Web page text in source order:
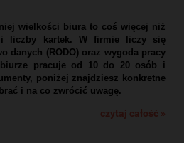
wielkości biura to coś więcej niż
i liczby kartek. W firmie liczy się
danych (RODO) oraz wygoda pracy
pracuje od 10 do 20 osób i
poniżej znajdziesz konkretne
i na co zwrócić uwagę.
czytaj całość »